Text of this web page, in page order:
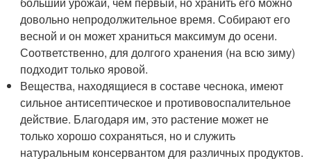
довольно непродолжительное время. Собирают его
весной и он может храниться максимум до осени.
Соответственно, для долгого хранения (на всю зиму)
подходит только яровой.
Вещества, находящиеся в составе чеснока, имеют
сильное антисептическое и противовоспалительное
действие. Благодаря им, это растение может не
только хорошо сохраняться, но и служить
натуральным консервантом для различных продуктов.